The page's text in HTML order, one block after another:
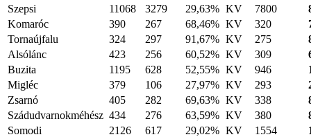
Szepsi
11068 3279 29,63% KV 7800
Komaróc
390 267 68,46% KV 320
Tornaújfalu
324 297 91,67% KV 275
Alsólánc
423 256 60,52% KV 309
Buzita
1195 628 52,55% KV 946
Migléc
379 106 27,97% KV 293
Zsarnó
405 282 69,63% KV 338
Szádudvarnokméhész 434 276 63,59% KV 380
Somodi
2126 617 29,02% KV 1554